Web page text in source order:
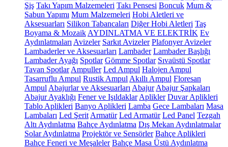
Şiş Takı Yapım Malzemeleri Takı Pensesi Boncuk Mum &
Sabun Yapımı Mum Malzemeleri Hobi Aletleri ve
Aksesuarları Silikon Tabancaları Diğer Hobi Aletleri Taş
Boyama & Mozaik AYDINLATMA VE ELEKTRİK Ev
Aydınlatmaları Avizeler Sarkıt Avizeler Plafonyer Avizeler
Lambaderler ve Aksesuarları Lambader Lambader Başlığı
Lambader Ayağı Spotlar Gömme Spotlar Sıvaüstü Spotlar
Tavan Spotlar Ampuller Led Ampul Halojen Ampul
Tasarruflu Ampul Rustik Ampul Akıllı Ampul Floresan
Ampul Abajurlar ve Aksesuarları Abajur Abajur Şapkaları
Abajur Ayaklığı Fener ve Işıldaklar Aplikler Duvar Aplikleri
Tablo Aplikleri Banyo Aplikleri Lamba Gece Lambaları Masa
Lambaları Led Şerit Armatür Led Armatür Led Panel Tezgah
Altı Aydınlatma Bahçe Aydınlatma Dış Mekan Aydınlatmalar
Solar Aydınlatma Projektör ve Sensörler Bahçe Aplikleri
Bahçe Feneri ve Meşaleler Bahçe Masa Üstü Aydınlatma